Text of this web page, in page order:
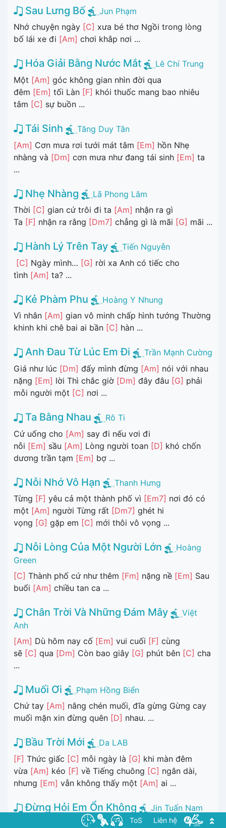
Sau Lưng Bố
Jun Phạm
Nhớ chuyện ngày [C] xưa bé thơ Ngồi trong lòng
bố lái xe đi [Am] chơi khắp nơi ...
Hóa Giải Bằng Nước Mắt
Lê Chí Trung
Một [Am] góc không gian nhìn đời qua
đêm [Em] tối Làn [F] khói thuốc mang bao nhiêu
tâm [C] sự buồn ...
Tái Sinh
Tăng Duy Tân
[Am] Cơn mưa rơi tưới mát tâm [Em] hồn Nhẹ
nhàng và [Dm] cơn mưa như đang tái sinh [Em] ta
...
Nhẹ Nhàng
Lã Phong Lâm
Thời [C] gian cứ trôi đi ta [Am] nhận ra gì
Ta [F] nhận ra rằng [Dm7] chẳng gì là mãi [G] mãi ...
Hành Lý Trên Tay
Tiến Nguyễn
[C] Ngày mình… [G] rời xa Anh có tiếc cho
tình [Am] ta? ...
Kẻ Phàm Phu
Hoàng Y Nhung
Vì nhân [Am] gian vô minh chấp hình tướng Thường
khinh khi chê bai ai bần [C] hàn ...
Anh Đau Từ Lúc Em Đi
Trần Mạnh Cường
Giá như lúc [Dm] đấy mình đừng [Am] nói với nhau
nặng [Em] lời Thì chắc giờ [Dm] đây đâu [G] phải
mỗi người một [C] nơi ...
Ta Bằng Nhau
Rô Ti
Cứ uống cho [Am] say đi nếu vơi đi
nỗi [Em] sầu [Am] Lòng người toan [D] khó chốn
dương trần tạm [Em] bợ ...
Nỗi Nhớ Vô Hạn
Thanh Hưng
Từng [F] yêu cả một thành phố vì [Em7] nơi đó có
một [Am] người Từng rất [Dm7] ghét hi
vọng [G] gặp em [C] mới thôi vô vọng ...
Nỗi Lòng Của Một Người Lớn
Hoàng
Green
[C] Thành phố cứ như thêm [Fm] nặng nề [Em] Sau
buổi [Am] chiều tan ca ...
Chân Trời Và Những Đám Mây
Việt
Anh
[Am] Dù hôm nay cố [Em] vui cuối [F] cùng
sẽ [C] qua [Dm] Còn bao giây [G] phút bên [C] cha
...
Muối Ơi
Phạm Hồng Biển
Chứ tay [Am] nâng chén muối, đĩa gừng Gừng cay
muối mặn xin đừng quên [D] nhau. ...
Bầu Trời Mới
Da LAB
[F] Thức giấc [C] mỗi ngày là [G] khi màn đêm
vừa [Am] kéo [F] về Tiếng chuông [C] ngân dài,
nhưng [Em] vẫn không thấy một [Am] ai ...
Đừng Hỏi Em Ổn Không
Jin Tuấn Nam
Đừng hỏi em bây giờ [G]ổn không, Từ khi
ToS Liên hệ